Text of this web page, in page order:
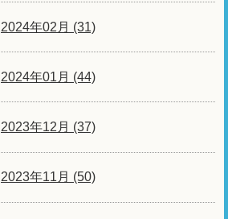
2024年02月 (31)
2024年01月 (44)
2023年12月 (37)
2023年11月 (50)